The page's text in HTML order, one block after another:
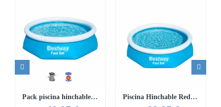
Pack piscina hinchable Fast Set 2,44 m x 61 cm
Piscina Hinchable Redonda Bestway Fast Set 2.44 m x 61 cm